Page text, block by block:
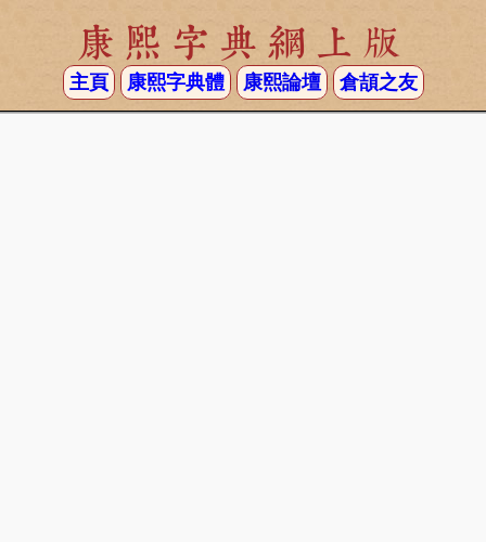
康熙字典網上版
主頁 康熙字典體 康熙論壇 倉頡之友